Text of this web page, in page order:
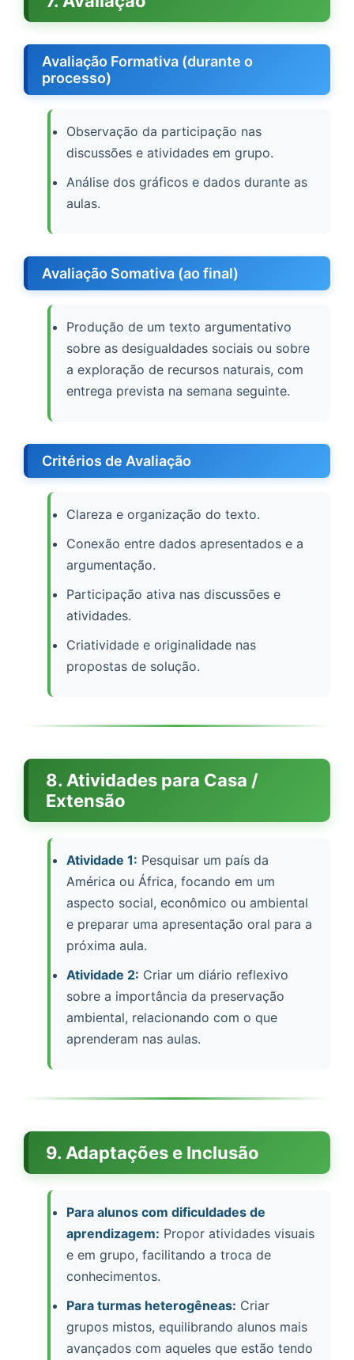
Avaliação Formativa (durante o
processo)
Observação da participação nas
discussões e atividades em grupo.
Análise dos gráficos e dados durante as
aulas.
Avaliação Somativa (ao final)
Produção de um texto argumentativo
sobre as desigualdades sociais ou sobre
a exploração de recursos naturais, com
entrega prevista na semana seguinte.
Critérios de Avaliação
Clareza e organização do texto.
Conexão entre dados apresentados e a
argumentação.
Participação ativa nas discussões e
atividades.
Criatividade e originalidade nas
propostas de solução.
8. Atividades para Casa /
Extensão
Atividade 1: Pesquisar um país da
América ou África, focando em um
aspecto social, econômico ou ambiental
e preparar uma apresentação oral para a
próxima aula.
Atividade 2: Criar um diário reflexivo
sobre a importância da preservação
ambiental, relacionando com o que
aprenderam nas aulas.
9. Adaptações e Inclusão
Para alunos com dificuldades de
aprendizagem: Propor atividades visuais
e em grupo, facilitando a troca de
conhecimentos.
Para turmas heterogêneas: Criar
grupos mistos, equilibrando alunos mais
avançados com aqueles que estão tendo